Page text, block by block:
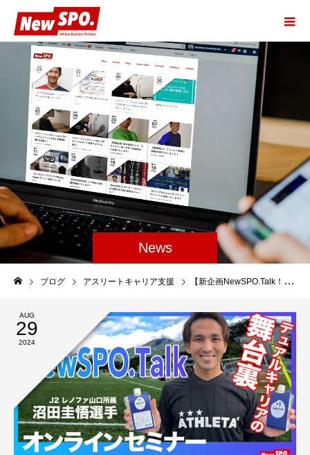
News
ブログ アスリートキャリア支援 【新企画NewSPO.Talk！沼田圭悟選手のデュアルキャリアを深掘り！】
AUG
29
2024